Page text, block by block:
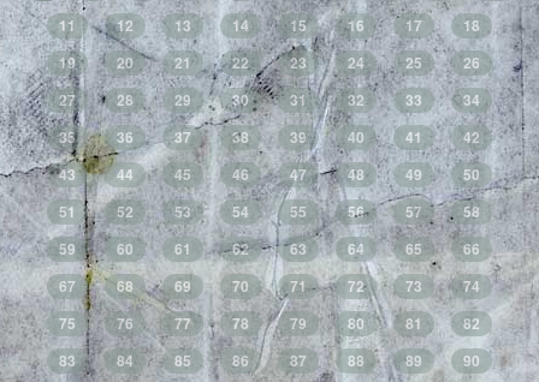
11
12 13 14 15 16 17
18
19
20 21 22 23 24 25
26
27
28 29 30 31 32 33
34
35
36 37 38 39 40 41
42
43
44 45 46 47 48 49
50
51
52 53 54 55 56 57
58
59
60 61 62 63 64 65
66
67
68 69 70 71 72 73
74
75
76 77 78 79 80 81
82
83
84 85 86 87 88 89
90